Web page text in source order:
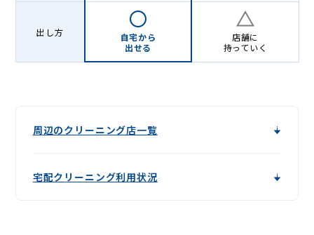
出し方
自宅から
出せる
店舗に
持っていく
周辺のクリーニング店一覧
宅配クリーニング利用状況